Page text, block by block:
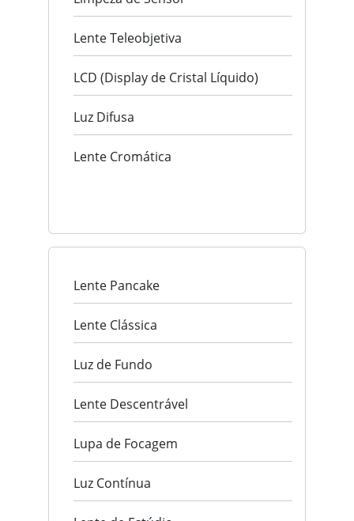
Lente Teleobjetiva
LCD (Display de Cristal Líquido)
Luz Difusa
Lente Cromática
Lente Pancake
Lente Clássica
Luz de Fundo
Lente Descentrável
Lupa de Focagem
Luz Contínua